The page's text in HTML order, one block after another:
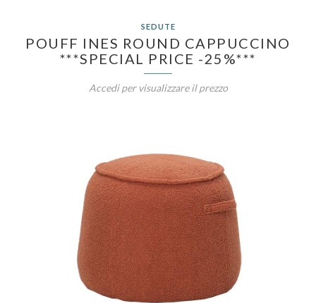
SEDUTE
POUFF INES ROUND CAPPUCCINO
***SPECIAL PRICE -25%***
Accedi per visualizzare il prezzo